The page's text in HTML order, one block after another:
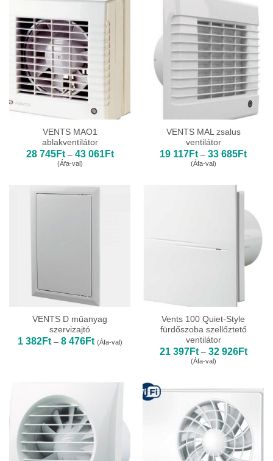
VENTS MAO1
ablakventilátor
28 745Ft – 43 061FtÁrtartomány:
(Áfa-val)
VENTS MAL zsalus
ventilátor
19 117Ft – 33 685Ft
(Áfa-val)
VENTS D műanyag
szervizajtó
1 382Ft – 8 476FtÁrtartomány:
1
(Áfa-val)
Vents 100 Quiet-Style
fürdőszoba szellőztető
ventilátor
21 397Ft – 32 926Ft
926Ft
(Áfa-val)